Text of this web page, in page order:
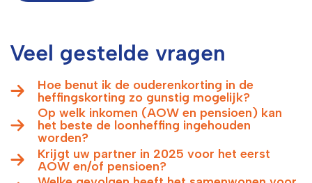
Veel gestelde vragen
Hoe benut ik de ouderenkorting in de
heffingskorting zo gunstig mogelijk?
Op welk inkomen (AOW en pensioen) kan
het beste de loonheffing ingehouden
worden?
Krijgt uw partner in 2025 voor het eerst
AOW en/of pensioen?